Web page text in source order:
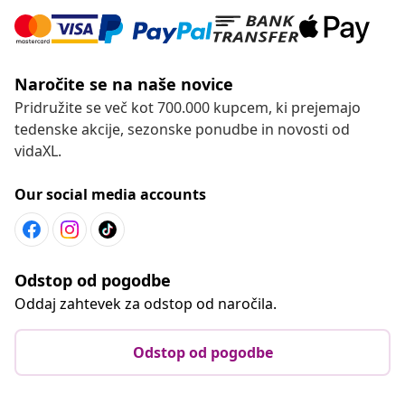
Naročite se na naše novice
Pridružite se več kot 700.000 kupcem, ki prejemajo
tedenske akcije, sezonske ponudbe in novosti od
vidaXL.
Our social media accounts
Odstop od pogodbe
Oddaj zahtevek za odstop od naročila.
Odstop od pogodbe